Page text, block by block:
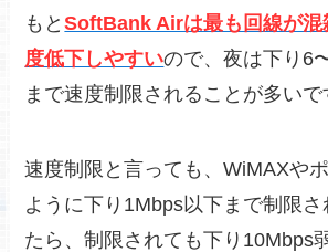
もとSoftBank Airは最も回線が混
度低下しやすいので、夜は下り6
まで速度制限されることが多いで
速度制限と言っても、WiMAXや
ように下り1Mbps以下まで制限
たら、制限されても下り10Mbps